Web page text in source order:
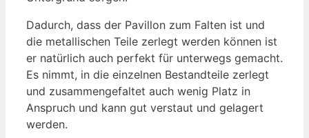
Dadurch, dass der Pavillon zum Falten ist und
die metallischen Teile zerlegt werden können ist
er natürlich auch perfekt für unterwegs gemacht.
Es nimmt, in die einzelnen Bestandteile zerlegt
und zusammengefaltet auch wenig Platz in
Anspruch und kann gut verstaut und gelagert
werden.